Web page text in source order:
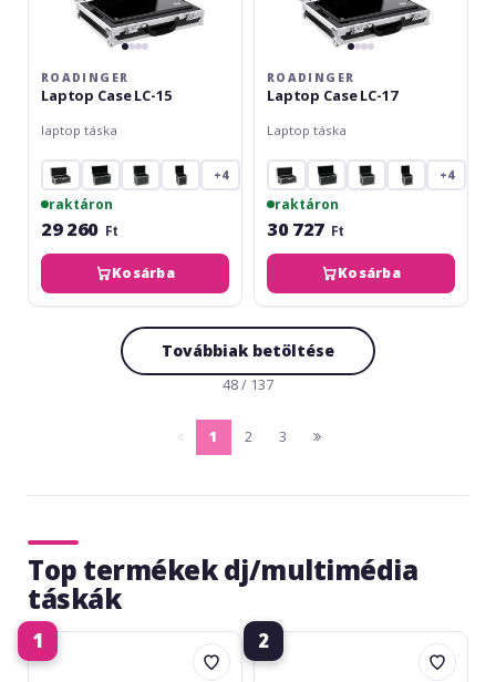
ROADINGER
Laptop Case LC-15
laptop táska
+4
raktáron
29 260 Ft
Kosárba
ROADINGER
Laptop Case LC-17
Laptop táska
+4
raktáron
30 727 Ft
Kosárba
Továbbiak betöltése
48 / 137
pagina
1
(current)
2 3
Top termékek dj/multimédia
táskák
1
UDG
Creator
2
Roland
CB-